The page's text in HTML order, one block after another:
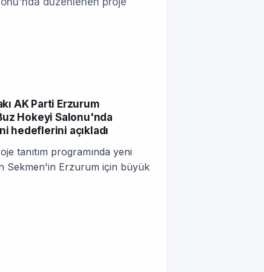
AK Parti Erzurum
Hokeyi Salonu'nda
hedeflerini açıkladı
tanıtım programında yeni
Sekmen'in Erzurum için büyük